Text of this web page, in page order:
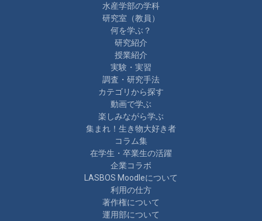
水産学部の学科
研究室（教員）
何を学ぶ？
研究紹介
授業紹介
実験・実習
調査・研究手法
カテゴリから探す
動画で学ぶ
楽しみながら学ぶ
集まれ！生き物大好き者
コラム集
在学生・卒業生の活躍
企業コラボ
LASBOS Moodleについて
利用の仕方
著作権について
運用部について